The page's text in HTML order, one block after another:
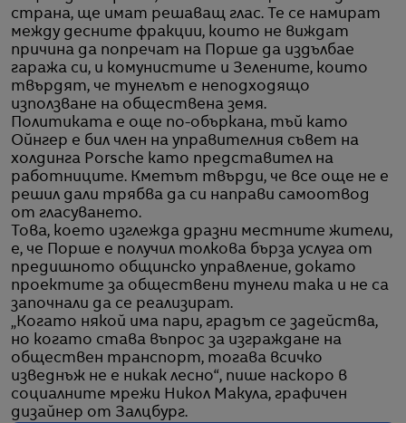
страна, ще имат решаващ глас. Те се намират
между десните фракции, които не виждат
причина да попречат на Порше да издълбае
гаража си, и комунистите и Зелените, които
твърдят, че тунелът е неподходящо
използване на обществена земя.
Политиката е още по-объркана, тъй като
Ойнгер е бил член на управителния съвет на
холдинга Porsche като представител на
работниците. Кметът твърди, че все още не е
решил дали трябва да си направи самоотвод
от гласуването.
Това, което изглежда дразни местните жители,
е, че Порше е получил толкова бърза услуга от
предишното общинско управление, докато
проектите за обществени тунели така и не са
започнали да се реализират.
„Когато някой има пари, градът се задейства,
но когато става въпрос за изграждане на
обществен транспорт, тогава всичко
изведнъж не е никак лесно“, пише наскоро в
социалните мрежи Никол Макула, графичен
дизайнер от Залцбург.